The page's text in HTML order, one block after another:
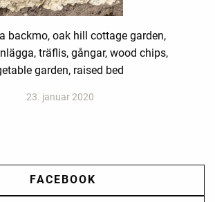
backmo, oak hill cottage garden,
träflis, gångar, wood chips,
garden, raised bed
23. januar 2020
FACEBOOK